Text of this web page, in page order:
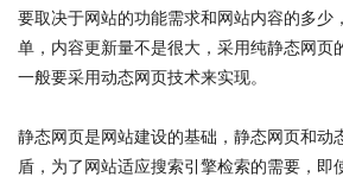
要取决于网站的功能需求和网站内容的多少
单，内容更新量不是很大，采用纯静态网页
一般要采用动态网页技术来实现。
静态网页是网站建设的基础，静态网页和动
盾，为了网站适应搜索引擎检索的需要，即